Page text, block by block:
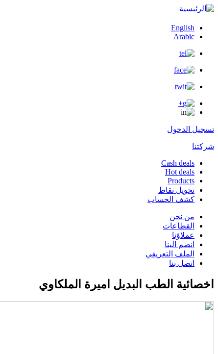
English
Arabic
تسجيل الدخول
شركتنا
user
menu
Cash deals
Hot deals
Products
تحويل نقاط
كشف الحساب
Main
navigation
من نحن
القطاعات
عملاؤنا
انضم الينا
الملف التعريفي
اتصل بنا
اخصائية الطب البديل اميرة الملكاوي